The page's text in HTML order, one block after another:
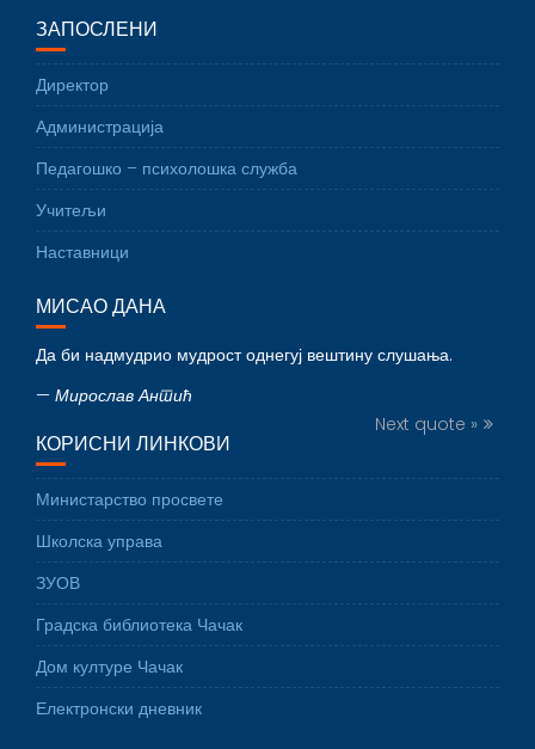
ЗАПОСЛЕНИ
Директор
Администрација
Педагошко – психолошка служба
Учитељи
Наставници
МИСАО ДАНА
Да би надмудрио мудрост однегуј вештину слушања.
— Мирослав Антић
Next quote »
КОРИСНИ ЛИНКОВИ
Министарство просвете
Школска управа
ЗУОВ
Градска библиотека Чачак
Дом културе Чачак
Електронски дневник